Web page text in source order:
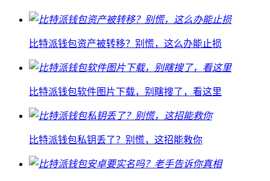
比特派钱包资产被转移？别慌，这么办能止损
比特派钱包软件图片下载，别瞎搜了，看这里
比特派钱包私钥丢了？别慌，这招能救你